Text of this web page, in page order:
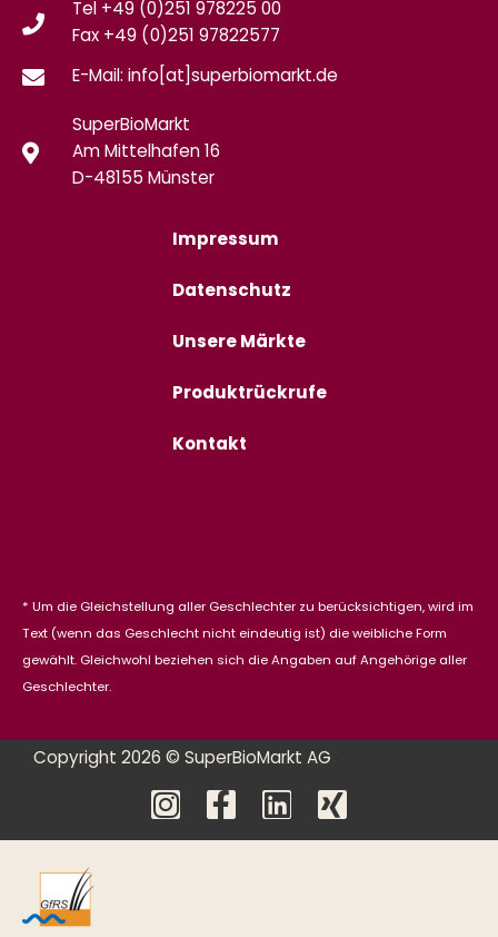
Tel +49 (0)251 978225 00
Fax +49 (0)251 97822577
E-Mail: info[at]superbiomarkt.de
SuperBioMarkt
Am Mittelhafen 16
D-48155 Münster
Impressum
Datenschutz
Unsere Märkte
Produktrückrufe
Kontakt
* Um die Gleichstellung aller Geschlechter zu berücksichtigen, wird im
Text (wenn das Geschlecht nicht eindeutig ist) die weibliche Form
gewählt. Gleichwohl beziehen sich die Angaben auf Angehörige aller
Geschlechter.
Copyright 2026 © SuperBioMarkt AG